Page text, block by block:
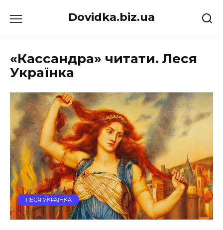
до
Dovidka.biz.ua
«Кассандра» читати. Леся
Українка
ЛЕСЯ УКРАЇНКА